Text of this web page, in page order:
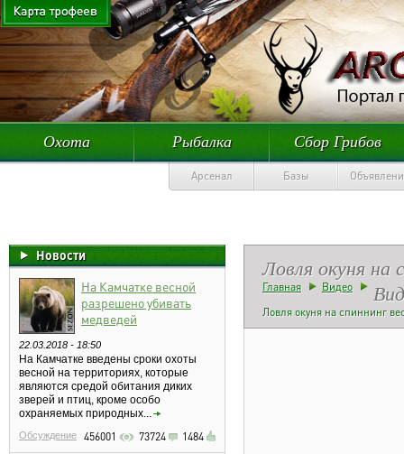
Охота Рыбалка Сбор Грибов
Арсенал Базы
Новости
На Камчатке весной
разрешено убивать
медведей
22.03.2018 - 18:50
На Камчатке введены сроки охоты
весной на территориях, которые
являются средой обитания диких
зверей и птиц, кроме особо
охраняемых природных...
Обсуждение 456001 73724 1484
Ловля окуня на
Главная Видео
Ловля окуня на спиннинг